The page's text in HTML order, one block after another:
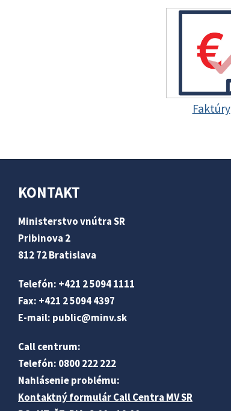
Faktúry
KONTAKT
Ministerstvo vnútra SR
Pribinova 2
812 72 Bratislava
Telefón: +421 2 5094 1111
Fax: +421 2 5094 4397
E-mail: public@minv.sk
Call centrum:
Telefón: 0800 222 222
Nahlásenie problému:
Kontaktný formulár Call Centra MV SR